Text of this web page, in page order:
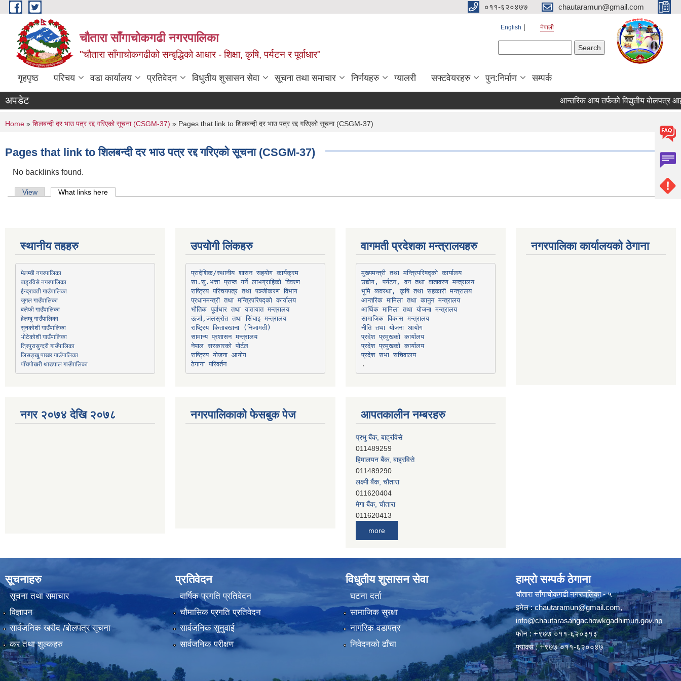
Skip to main content ०११-६२०४७७ chautaramun@gmail.com
चौतारा साँगाचोकगढी नगरपालिका
"चौतारा साँगाचोकगढीको सम्बृद्धिको आधार - शिक्षा, कृषि, पर्यटन र पूर्वाधार"
English नेपाली
गृहपृष्ठ परिचय वडा कार्यालय प्रतिवेदन विधुतीय शुसासन सेवा सूचना तथा समाचार निर्णयहरु ग्यालरी सफ्टवेयरहरु पुन:निर्माण सम्पर्क
अपडेट आन्तरिक आय तर्फको विद्युतीय बोलपत्र
You are here
Home » शिलबन्दी दर भाउ पत्र रद्द गरिएको सूचना (CSGM-37) » Pages that link to शिलबन्दी दर भाउ पत्र रद्द गरिएको सूचना (CSGM-37)
Pages that link to शिलबन्दी दर भाउ पत्र रद्द गरिएको सूचना (CSGM-37)
No backlinks found.
Primary tabs
View What links here
स्थानीय तहहरु
मेलम्ची नगरपालिका
बाह्रविसे नगरपालिका
ईन्द्रावती गाउँपालिका
जुगल गाउँपालिका
बलेफी गाउँपालिका
हेलम्बु गाउँपालिका
सुनकोशी गाउँपालिका
भोटेकोशी गाउँपालिका
त्रिपुरासुन्दरी गाउँपालिका
लिसङ्खु पाखर गाउँपालिका
पाँचपोखरी थाङपाल गाउँपालिका
नगर २०७४ देखि २०७८
उपयोगी लिंकहरु
प्रादेशिक/स्थानीय शासन सहयोग कार्यक्रम
सा.सु.भत्ता प्राप्त गर्ने लाभग्राहिको विवरण
राष्ट्रिय परिचयपत्र तथा पञ्‍जीकरण विभाग
प्रधानमन्त्री तथा मन्त्रिपरिषद्को कार्यालय
भौतिक पूर्वाधार तथा यातायात मन्त्रालय
ऊर्जा,जलस्रोत तथा सिंचाइ मन्त्रालय
सामान्य प्रशासन मन्त्रालय
नेपाल सरकारको पोर्टल
राष्ट्रिय योजना आयोग
ठेगाना परिवर्तन
नगरपालिकाको फेसबुक पेज
वागमती प्रदेशका मन्त्रालयहरु
मुख्यमन्त्री तथा मन्त्रिपरिषद्को कार्यालय
उद्योग, पर्यटन, वन तथा वातावरण मन्त्रालय
भूमि व्यवस्था, कृषि तथा सहकारी मन्त्रालय
आन्तरिक मामिला तथा कानुन मन्त्रालय
आर्थिक मामिला तथा योजना मन्त्रालय
सामाजिक विकास मन्त्रालय
नीति तथा योजना आयोग
प्रदेश प्रमुखको कार्यालय
प्रदेश प्रमुखको कार्यालय
प्रदेश सभा सचिवालय
आपतकालीन नम्बरहरु
प्रभु बैंक, बाह्रविसे
011489259
हिमालयन बैंक, बाह्रविसे
011489290
लक्ष्मी बैंक, चाैतारा
011620404
मेगा बैंक, चाैतारा
011620413
011401005
011403051
सिभिल बैंक, मेलम्ची
011401055
नेपाल क्रेडिट एण्ड कमर्स बैंक, चाैतारा
011620402
यति विकास बैंक, मांखा
011482150
more
नगरपालिका कार्यालयको ठेगाना
सूचनाहरु
सूचना तथा समाचार
विज्ञापन
सार्वजनिक खरीद /बोलपत्र सूचना
कर तथा शुल्कहरु
प्रतिवेदन
वार्षिक प्रगति प्रतिवेदन
चौमासिक प्रगति प्रतिवेदन
सार्वजनिक सुनुवाई
सार्वजनिक परीक्षण
विधुतीय शुसासन सेवा
घटना दर्ता
सामाजिक सुरक्षा
नागरिक वडापत्र
निवेदनको ढाँचा
हाम्रो सम्पर्क ठेगाना
चौतारा साँगाचोकगढी नगरपालिका - ५
इमेल :chautaramun@gmail.com,
info@chautarasangachowkgadhimun.gov.np
फोन : +९७७ ०११-६२०३१३
फ्याक्स : +९७७ ०११-६२००४७